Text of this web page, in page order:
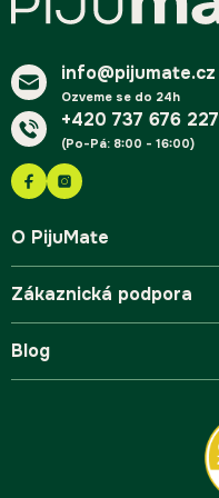
info@pijumate.cz
Ozveme se do 24h
+420 737 676 227
(Po-Pá: 8:00 - 16:00)
O PijuMate
Náš příběh
Zákaznická podpora
Kontakt
Blog